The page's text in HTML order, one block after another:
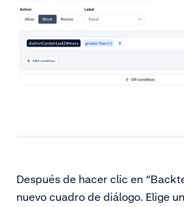
Después de hacer clic en
nuevo cuadro de diálogo. Elige